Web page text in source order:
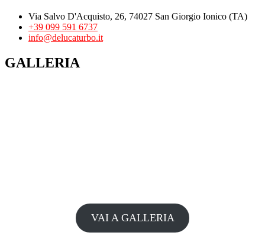
Via Salvo D'Acquisto, 26, 74027 San Giorgio Ionico (TA)
+39 099 591 6737
info@delucaturbo.it
GALLERIA
VAI A GALLERIA